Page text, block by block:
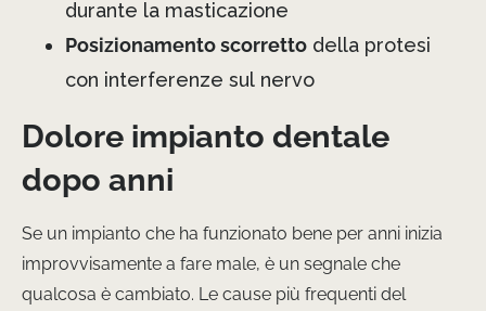
durante la masticazione
Posizionamento scorretto della protesi
con interferenze sul nervo
Dolore impianto dentale
dopo anni
Se un impianto che ha funzionato bene per anni inizia
improvvisamente a fare male, è un segnale che
qualcosa è cambiato. Le cause più frequenti del